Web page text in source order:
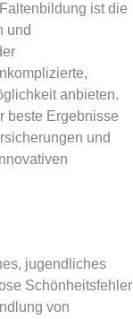
ist die
und
anbieten.
beste Ergebnisse
und
jugendliches
Schönheitsfehler
von